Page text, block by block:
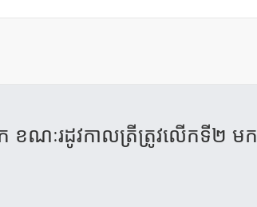
ក ខណៈ​រដូវកាល​ត្រីត្រូវលើកទី២ មក​